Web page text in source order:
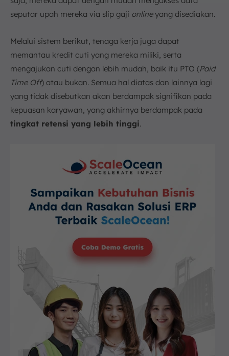
seputar upah mereka via slip gaji onlineyang disediakan.
Melalui sistem berikut, tenaga kerja juga dapat
memantau kredit cuti yang mereka miliki, serta
mengajukan cuti dengan lebih mudah, baik itu PTO (Paid
Time Off) atau bukan. Semua hal diatas dan lainnya lagi
yang tidak disebutkan akan berdampak signifikan pada
kepuasan karyawan, yang akhirnya berdampak pada
tingkat retensi yang lebih tinggi.